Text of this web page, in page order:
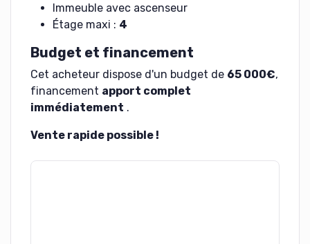
Immeuble avec ascenseur
Étage maxi : 4
Budget et financement
Cet acheteur dispose d'un budget de 65 000€,
financement apport complet
immédiatement .
Vente rapide possible !